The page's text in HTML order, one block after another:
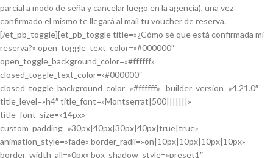
parcial a modo de seña y cancelar luego en la agencia), una vez
confirmado el mismo te llegará al mail tu voucher de reserva.
[/et_pb_toggle][et_pb_toggle title=»¿Cómo sé que está confirmada mi
reserva?» open_toggle_text_color=»#000000″
open_toggle_background_color=»#ffffff»
closed_toggle_text_color=»#000000″
closed_toggle_background_color=»#ffffff» _builder_version=»4.21.0″
title_level=»h4″ title_font=»Montserrat|500|||||||»
title_font_size=»14px»
custom_padding=»30px|40px|30px|40px|true|true»
animation_style=»fade» border_radii=»on|10px|10px|10px|10px»
border_width_all=»0px» box_shadow_style=»preset1″